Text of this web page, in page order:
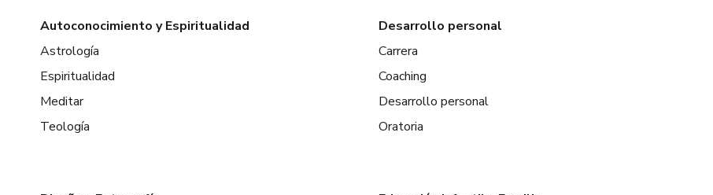
Autoconocimiento y Espiritualidad
Astrología
Espiritualidad
Meditar
Teología
Desarrollo personal
Carrera
Coaching
Desarrollo personal
Oratoria